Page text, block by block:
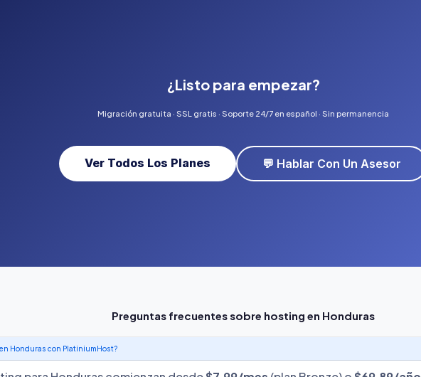
¿Listo para empezar?
Migración gratuita · SSL gratis · Soporte 24/7 en español · Sin permanencia
Ver Todos Los Planes 💬 Hablar Con Un Asesor
Preguntas frecuentes sobre hosting en Honduras
Honduras con PlatiniumHost?